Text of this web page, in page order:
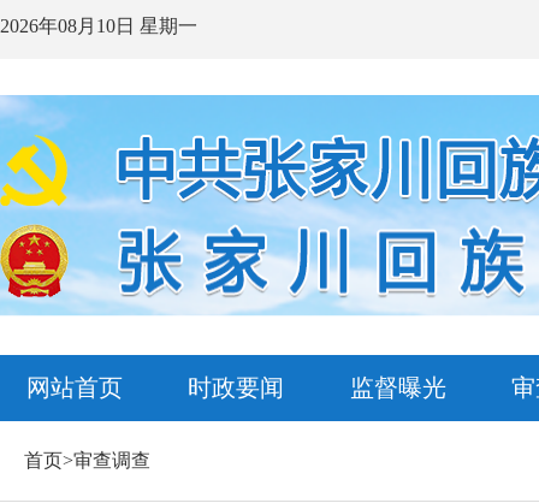
2026年08月10日 星期一
网站首页 时政要闻 监督曝光
首页>审查调查